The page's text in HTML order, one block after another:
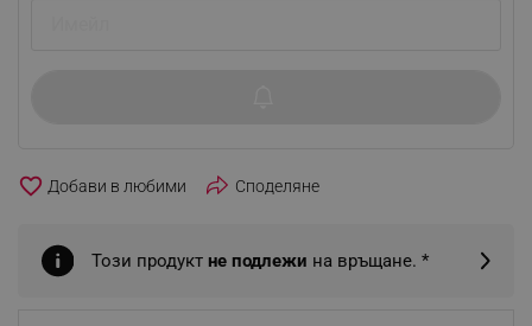
favorite_border Споделяне
Този продукт не подлежи на връщане. *